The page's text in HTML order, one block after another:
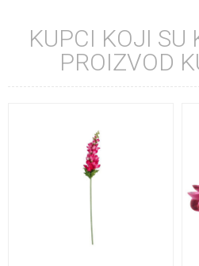
KUPCI KOJI SU
PROIZVOD